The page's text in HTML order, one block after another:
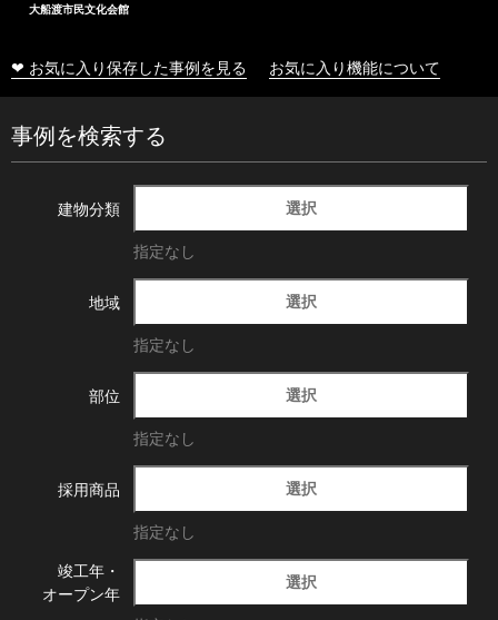
大船渡市民文化会館
❤ お気に入り保存した事例を見る お気に入り機能について
事例を検索する
建物分類 選択
指定なし
地域 選択
指定なし
部位 選択
指定なし
採用商品 選択
指定なし
竣工年・
オープン年
選択